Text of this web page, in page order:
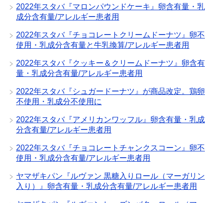
2022年スタバ『マロンパウンドケーキ』卵含有量・乳
成分含有量/アレルギー患者用
2022年スタバ『チョコレートクリームドーナツ』卵不
使用・乳成分含有量と牛乳換算/アレルギー患者用
2022年スタバ『クッキー＆クリームドーナツ』卵含有
量・乳成分含有量/アレルギー患者用
2022年スタバ『シュガードーナツ』が商品改定。鶏卵
不使用・乳成分不使用に
2022年スタバ『アメリカンワッフル』卵含有量・乳成
分含有量/アレルギー患者用
2022年スタバ『チョコレートチャンクスコーン』卵不
使用・乳成分含有量/アレルギー患者用
ヤマザキパン『ルヴァン 黒糖入りロール（マーガリン
入り）』卵含有量・乳成分含有量/アレルギー患者用